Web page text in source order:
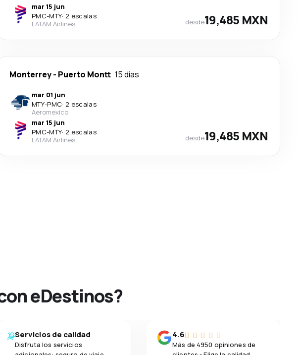
mar 15 jun
PMC-MTY· 2 escalas
LATAM Airlines
desde19,485 MXN
Monterrey- Puerto Montt 15 días
mar 01 jun
MTY-PMC· 2 escalas
Aeromexico
mar 15 jun
PMC-MTY· 2 escalas
LATAM Airlines
desde19,485 MXN
eDestinos?
Servicios de calidad
Disfruta los servicios
4.6
Más de 4950 opiniones de